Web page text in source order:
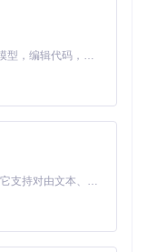
Claude Code 的开源替代方案。连接任意大模型，编辑代码，运行命令，自动验证 — 全自动执行。用 Rust 构建，极致性能。 ｜ An open-source alternative to Claude Code. Connect any LLM, edit code, run commands, and verify changes — autonomously. Built in Rust for speed. Get Started
MiniMax H3 是一个通用的全模态生成系统。它支持对由文本、图像、视频和音频组成的多模态上下文进行统一理解，并能生成分辨率高达 2K、时长可达 15 秒的带原生立体声音频的视频。得益于面向任务泛化的系统设计，H3 在预训练阶段就已具备广泛的多模态上下文理解与生成能力，能够出色地执行复杂的多模态指令。